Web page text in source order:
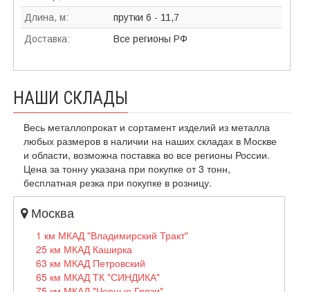
Длина, м:
прутки 6 - 11,7
Доставка:
Все регионы РФ
НАШИ СКЛАДЫ
Весь металлопрокат и сортамент изделий из металла
любых размеров в наличии на наших складах в Москве
и области, возможна поставка во все регионы России.
Цена за тонну указана при покупке от 3 тонн,
бесплатная резка при покупке в розницу.
Москва
1 км МКАД "Владимирский Тракт"
25 км МКАД Каширка
63 км МКАД Петровский
65 км МКАД ТК "СИНДИКА"